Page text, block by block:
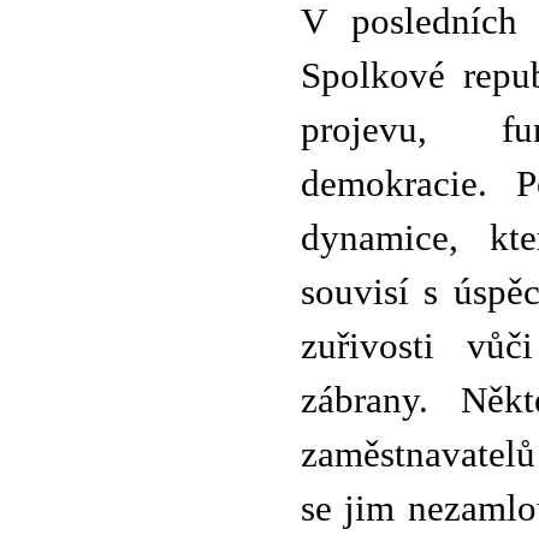
V posledních
Spolkové
projevu,
demokracie.
dynamice,
souvisí s
zuřivosti
zábrany.
se jim